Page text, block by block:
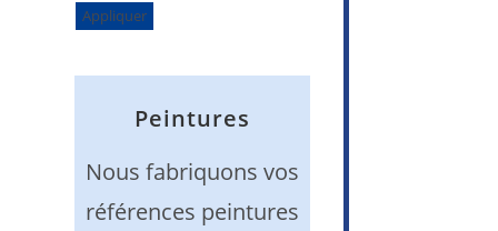
Appliquer
Peintures
Nous fabriquons vos
références peintures